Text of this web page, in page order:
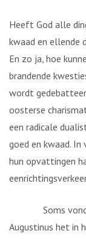
Heeft God alle
kwaad en ellende
En zo ja, hoe
brandende
wordt
oosterse
een radicale
goed en kwaad. In
hun opvattingen
Soms vonden
Augustinus het in